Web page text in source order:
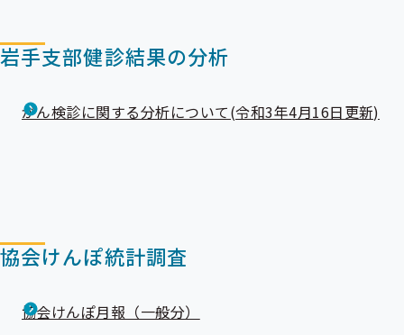
岩手支部健診結果の分析
がん検診に関する分析について(令和3年4月16日更新)
協会けんぽ統計調査
協会けんぽ月報（一般分）